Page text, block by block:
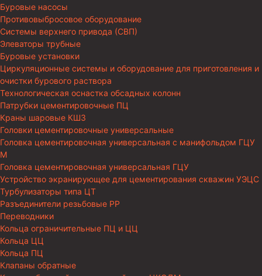
Буровые насосы
Противовыбросовое оборудование
Системы верхнего привода (СВП)
Элеваторы трубные
Буровые установки
Циркуляционные системы и оборудование для приготовления и
очистки бурового раствора
Технологическая оснастка обсадных колонн
Патрубки цементировочные ПЦ
Краны шаровые КШЗ
Головки цементировочные универсальные
Головка цементировочная универсальная с манифольдом ГЦУ
М
Головка цементировочная универсальная ГЦУ
Устройство экранирующее для цементирования скважин УЭЦС
Турбулизаторы типа ЦТ
Разъединители резьбовые РР
Переводники
Кольца ограничительные ПЦ и ЦЦ
Кольца ЦЦ
Кольца ПЦ
Клапаны обратные